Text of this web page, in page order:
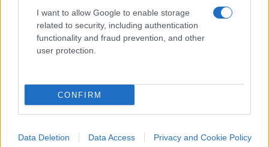
I want to allow Google to enable storage
related to security, including authentication
functionality and fraud prevention, and other
user protection.
CONFIRM
Data Deletion Data Access Privacy and Cookie Policy
del gruppo Pirelli, guarda al futuro con
pragmatismo
Marco Leardi